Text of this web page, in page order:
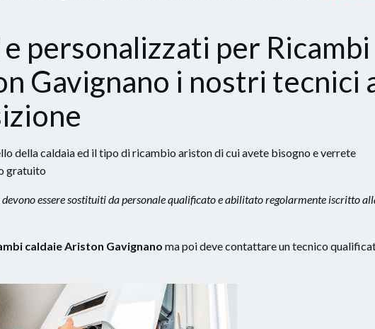
personalizzati per Ricambi
Gavignano i nostri tecnici
della caldaia ed il tipo di ricambio ariston di cui avete bisogno e verrete
gratuito
devono essere sostituiti da personale qualificato e abilitato regolarmente iscritto
caldaie Ariston Gavignano ma poi deve contattare un tecnico